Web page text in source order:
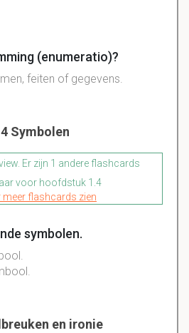
(enumeratio)?
feiten of gegevens.
Symbolen
Er zijn 1 andere flashcards
voor hoofdstuk 1.4
meer flashcards zien
symbolen.
en ironie